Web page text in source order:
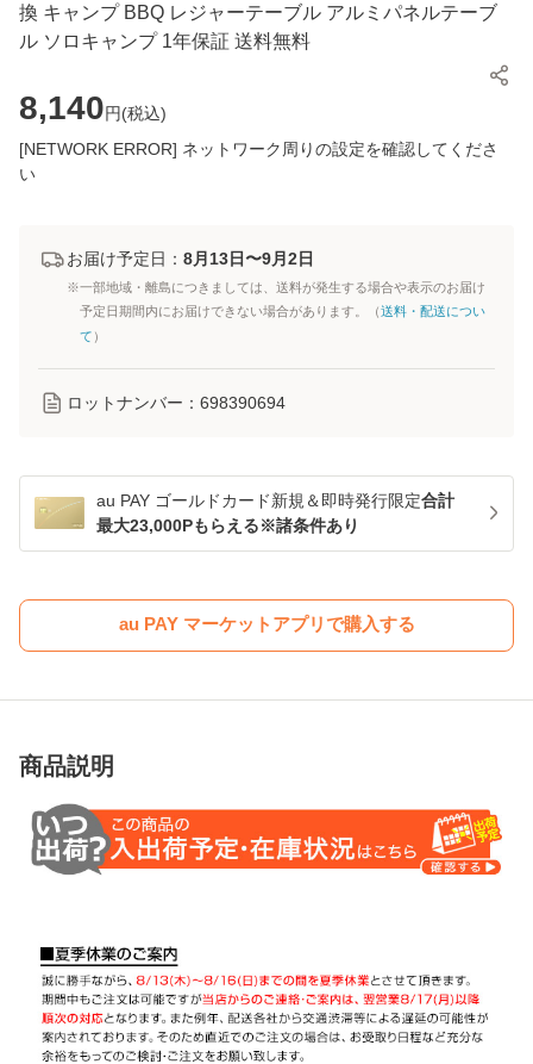
換 キャンプ BBQ レジャーテーブル アルミパネルテーブ
ル ソロキャンプ 1年保証 送料無料
8,140円(税込)
[NETWORK ERROR] ネットワーク周りの設定を確認してくださ
い
お届け予定日： 8月13日〜9月2日
※一部地域・離島につきましては、送料が発生する場合や表示のお届け
予定日期間内にお届けできない場合があります。（送料・配送につい
て ）
ロットナンバー： 698390694
au PAY ゴールドカード新規＆即時発行限定合計
最大23,000Pもらえる※諸条件あり
au PAY マーケットアプリで購入する
商品説明